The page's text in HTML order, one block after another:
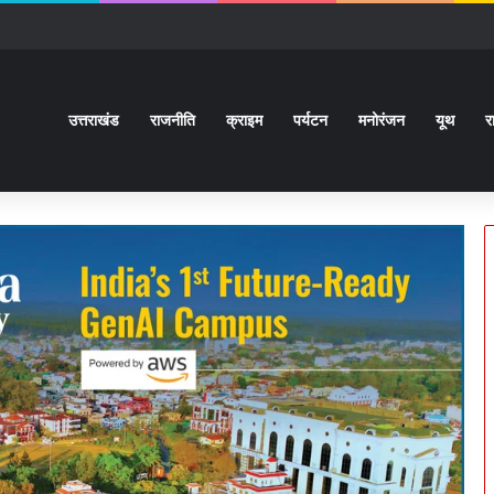
से कराया वाकिफ:32 देशों के Students पहली मुलाक़ात के बावजूद आपस में खुल के
उत्तराखंड राजनीति क्राइम पर्यटन मनोरंजन यूथ